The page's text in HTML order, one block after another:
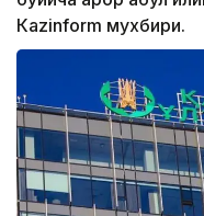
Кazinform мухбири.